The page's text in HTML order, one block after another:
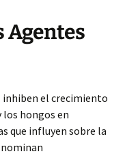
Agentes
inhiben el crecimiento
hongos en
que influyen sobre la